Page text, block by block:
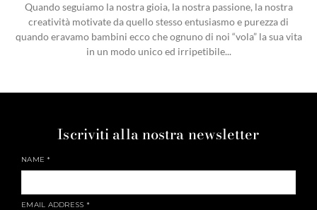
Quando seguiamo la nostra gioia, la nostra passione, la nostra
creatività motivate da quello stesso entusiasmo e purezza di
quando eravamo bambini ecco che ognuno di noi “vola” la sua vita
in un modo unico ed irripetibile...
Iscriviti alla nostra newsletter
NAME*
EMAIL ADDRESS *